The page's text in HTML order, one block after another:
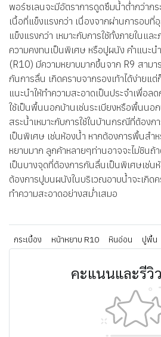
พอร์ซเลนจะมีอัตราการดูดซึมน้ำต่ำกว่ากร
เนื้อที่แข็งแรงกว่า เนื่องจากผ่านการอบ
แข็งแรงกว่า เหมาะกับการใช้ทั้งภายในแ
ความคงทนเป็นพิเศษ หรือปูผนัง คำแนะน
(R10) มีความหยาบมากขึ้นจาก R9 สามา
กันการลื่น เกิดคราบจากรองเท้าได้ง่ายแ
แนะนำให้ทำความสะอาดเป็นประจำเพื่อล
ใช้เป็นพื้นนอกบ้านเช่นระเบียงหรือพื้นนอก
สระน้ำเหมาะกับการใช้ในบ้านกรณีที่ต้อง
เป็นพิเศษ เช่นห้องน้ำ หากต้องการพื้นส
หยาบมาก ลูกค้าหลายๆท่านอาจจะไม่ชินถ้
เป็นบางจุดที่ต้องการกันลื่นเป็นพิเศษเช่น
ต้องการปูบนผนังในบริเวณอาบน้ำจะเกิดค
ทำความสะอาดอย่างสม่ำเสมอ
กระเบื้อง หน้าหยาบ R10 หินอ่อน ปูพื้น
คะแนนและรีวิ